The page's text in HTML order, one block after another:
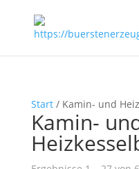
Start/ Kamin- und
Kamin-